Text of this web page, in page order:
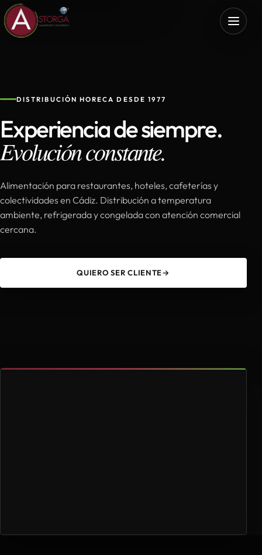
DISTRIBUCIÓN HORECA DESDE 1977
Experiencia de siempre.
Evolución constante.
Alimentación para restaurantes, hoteles, cafeterías y
colectividades en Cádiz. Distribución a temperatura
ambiente, refrigerada y congelada con atención comercial
cercana.
QUIERO SER CLIENTE→